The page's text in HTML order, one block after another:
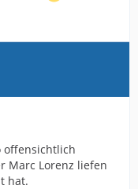
offensichtlich
Marc Lorenz liefen
hat.